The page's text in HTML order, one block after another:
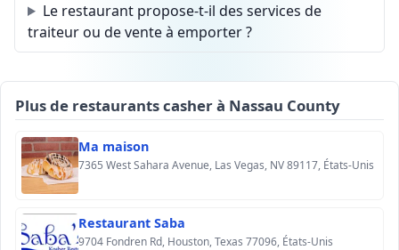
Le restaurant propose-t-il des services de
traiteur ou de vente à emporter ?
Plus de restaurants casher à Nassau County
Ma maison
7365 West Sahara Avenue, Las Vegas, NV 89117, États-Unis
Restaurant Saba
9704 Fondren Rd, Houston, Texas 77096, États-Unis